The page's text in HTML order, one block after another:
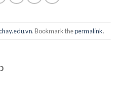
. Bookmark thepermalink.